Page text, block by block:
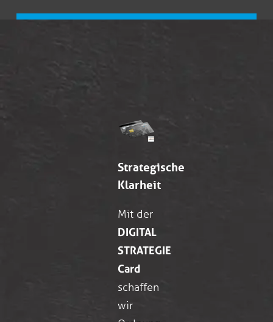
Strategische
Klarheit
Mit der
DIGITAL
STRATEGIE
Card
schaffen
wir